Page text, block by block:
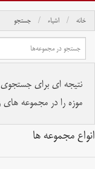
خانه اشیاء جستجو
نتیجه ای برای جستجوی
موزه را در مجموعه های
انواع مجموعه ها
تمام حقوق